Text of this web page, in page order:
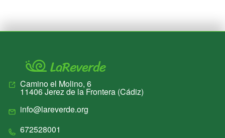
Camino el Molino, 6
11406Jerez de la Frontera (Cádiz)
info@lareverde.org
672528001